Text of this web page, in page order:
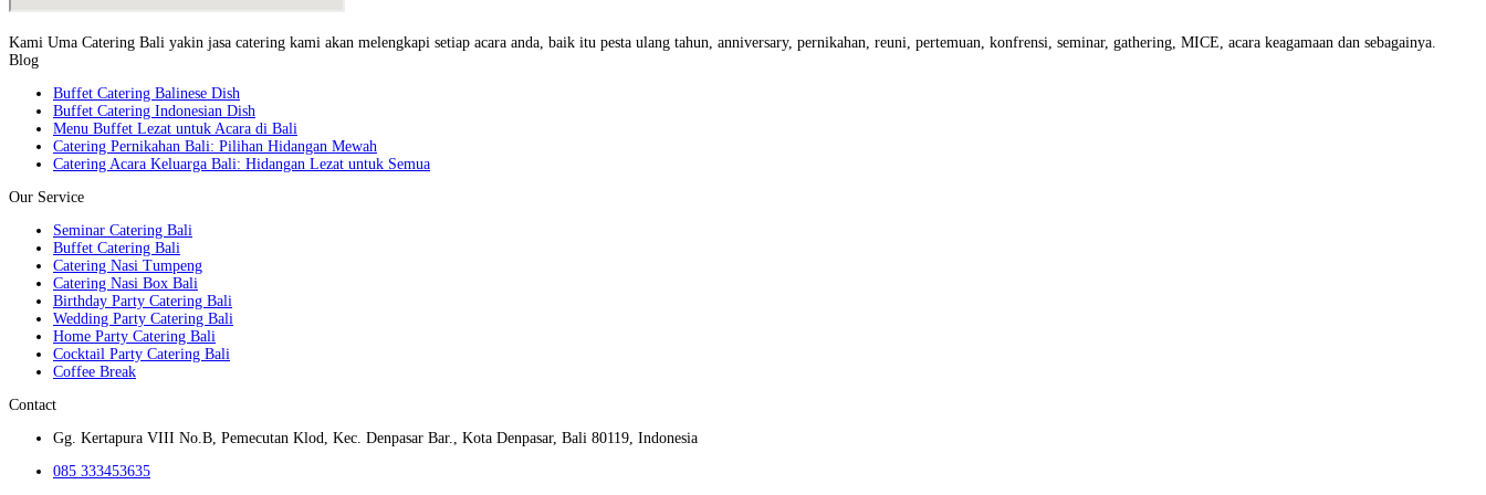
Kami Uma Catering Bali yakin jasa catering kami akan melengkapi setiap acara anda, baik itu pesta ulang tahun, anniversary, pernikahan, reuni, pertemuan, konfrensi, seminar, gathering, MICE, acara keagamaan dan sebagainya.
Blog
Buffet Catering Balinese Dish
Buffet Catering Indonesian Dish
Menu Buffet Lezat untuk Acara di Bali
Catering Pernikahan Bali: Pilihan Hidangan Mewah
Catering Acara Keluarga Bali: Hidangan Lezat untuk Semua
Our Service
Seminar Catering Bali
Buffet Catering Bali
Catering Nasi Tumpeng
Catering Nasi Box Bali
Birthday Party Catering Bali
Wedding Party Catering Bali
Home Party Catering Bali
Cocktail Party Catering Bali
Coffee Break
Contact
Gg. Kertapura VIII No.B, Pemecutan Klod, Kec. Denpasar Bar., Kota Denpasar, Bali 80119, Indonesia
085 333453635